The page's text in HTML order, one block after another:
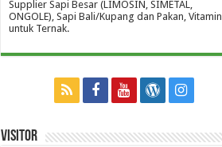
Supplier Sapi Besar (LIMOSIN, SIMETAL,
ONGOLE), Sapi Bali/Kupang dan Pakan, Vitamin
untuk Ternak.
Visitor